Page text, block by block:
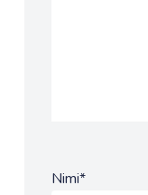
Nimi*